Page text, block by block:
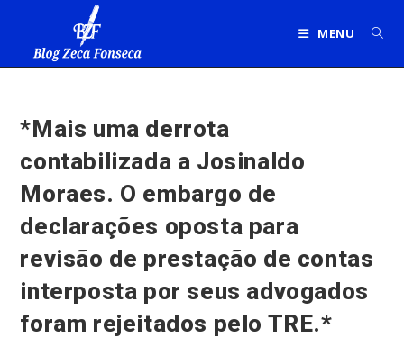
MENU
*Mais uma derrota
contabilizada a Josinaldo
Moraes. O embargo de
declarações oposta para
revisão de prestação de contas
interposta por seus advogados
foram rejeitados pelo TRE.*